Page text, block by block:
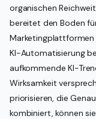
organischen
bereitet den Boden
Marketingplattformen
KI-Automatisierung
aufkommende KI-
Wirksamkeit
priorisieren, die
kombiniert, können